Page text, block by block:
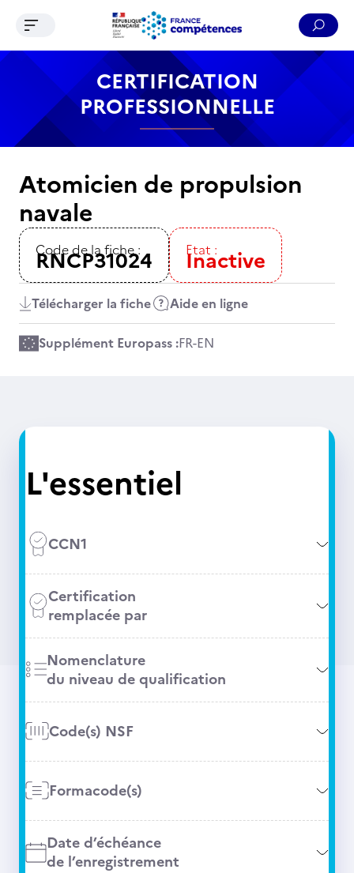
Contenu Recherche Menu Pied de page
Ouvrir le menu de navigation
CERTIFICATION
PROFESSIONNELLE
Atomicien de propulsion
navale
Code de la fiche :
RNCP31024 Etat :
Inactive
Télécharger la fiche Aide en ligne
Supplément Europass :FR-EN
L'essentiel
CCN1
Certification
remplacée par
Nomenclature
du niveau de qualification
Code(s) NSF
Formacode(s)
Date d’échéance
de l’enregistrement